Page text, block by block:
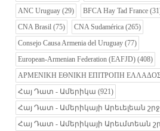
ANC Uruguay (29) BFCA Hay Tad France
CNA Brasil (75) CNA Sudamérica (265)
Consejo Causa Armenia del Uruguay (77)
European-Armenian Federation (EAFJD) (408)
ΑΡΜΕΝΙΚΗ ΕΘΝΙΚΗ ΕΠΙΤΡΟΠΗ
Հայ Դատ - Ամերիկա (921)
Հայ Դատ - Ամերիկայի Արեւելեան
Հայ Դատ - Ամերիկայի Արեւմտեան